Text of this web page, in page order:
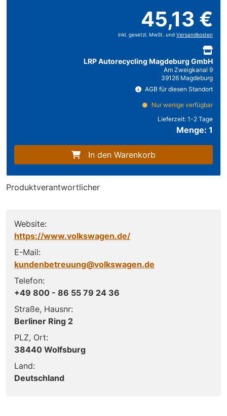
45,13 €
inkl. gesetzl. MwSt. und Versandkosten
LRP Autorecycling Magdeburg GmbH
Am Zweigkanal 9
39126 Magdeburg
AGB für diesen Standort
Nur wenige verfügbar
Lieferzeit: 1-2 Tage
Menge: 1
In den Warenkorb
Produktverantwortlicher
Website:
https://www.volkswagen.de/
E-Mail:
kundenbetreuung@volkswagen.de
Telefon:
+49 800 - 86 55 79 24 36
Straße, Hausnr:
Berliner Ring 2
PLZ, Ort:
38440 Wolfsburg
Land:
Deutschland